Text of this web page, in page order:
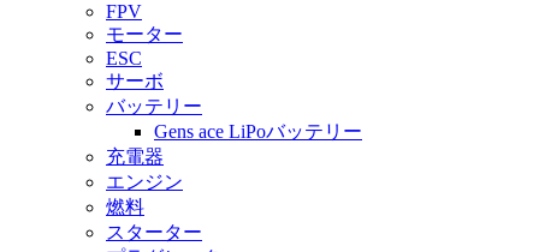
FPV
モーター
ESC
サーボ
バッテリー
Gens ace LiPoバッテリー
充電器
エンジン
燃料
スターター